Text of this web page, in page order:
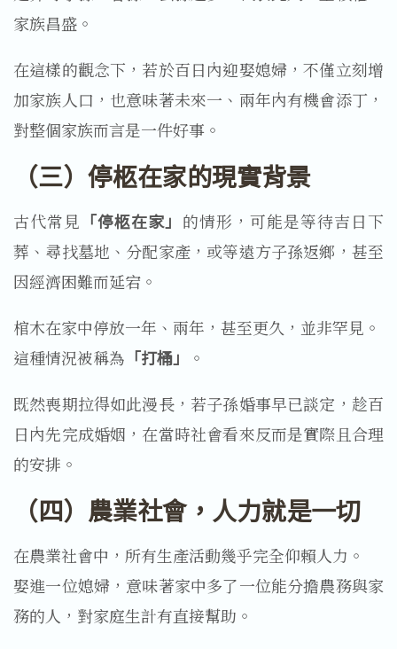
家族昌盛。
在這樣的觀念下，若於百日內迎娶媳婦，不僅立刻增
加家族人口，也意味著未來一、兩年內有機會添丁，
對整個家族而言是一件好事。
（三）停柩在家的現實背景
古代常見 「停柩在家」 的情形，可能是等待吉日下
葬、尋找墓地、分配家產，或等遠方子孫返鄉，甚至
因經濟困難而延宕。
棺木在家中停放一年、兩年，甚至更久，並非罕見。
這種情況被稱為 「打桶」
。
既然喪期拉得如此漫長，若子孫婚事早已談定，趁百
日內先完成婚姻，在當時社會看來反而是實際且合理
的安排。
（四）農業社會，人力就是一切
在農業社會中，所有生產活動幾乎完全仰賴人力。
娶進一位媳婦，意味著家中多了一位能分擔農務與家
務的人，對家庭生計有直接幫助。